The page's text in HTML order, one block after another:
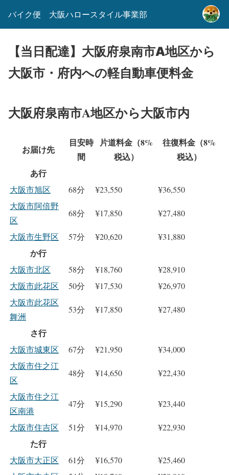
バイク便 大阪ハロースタイル事業部
【当日配達】大阪府泉南市A地区から
大阪市・府内への軽自動車便料金
大阪府泉南市A地区から大阪市内
お届け先
目安時
間
片道料金（8%
税込）
往復料金（8%
税込）
あ行
大阪市旭区 68分 ¥23,550
¥36,550
大阪市阿倍野
区
68分 ¥17,850 ¥27,480
大阪市生野区 57分 ¥20,620 ¥31,880
か行
大阪市北区 58分 ¥18,760
¥28,910
大阪市此花区
50分 ¥17,530
¥26,970
大阪市此花区
舞洲
53分 ¥17,850 ¥27,480
さ行
大阪市城東区 67分 ¥21,950
¥34,000
大阪市住之江
区
48分 ¥14,650 ¥22,430
大阪市住之江
区南港
47分 ¥15,290 ¥23,440
大阪市住吉区 51分 ¥14,970 ¥22,930
た行
大阪市大正区 61分 ¥16,570
¥25,460